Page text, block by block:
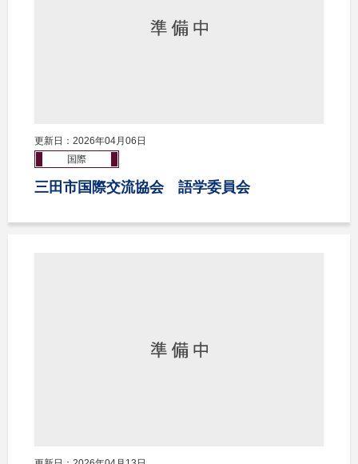
更新日：2026年04月06日
国際
三田市国際交流協会 語学委員会